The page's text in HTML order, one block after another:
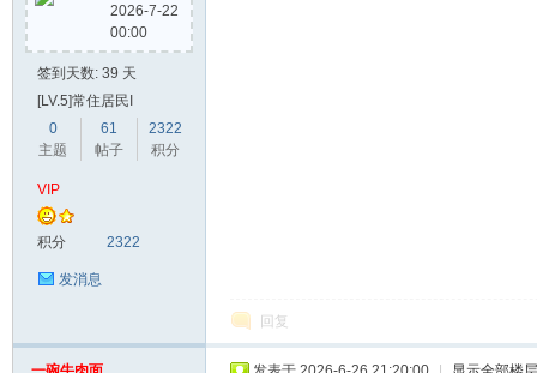
2026-7-22
00:00
签到天数: 39 天
[LV.5]常住居民I
0
主题
61
帖子
2322
积分
VIP
积分 2322
发消息
回复